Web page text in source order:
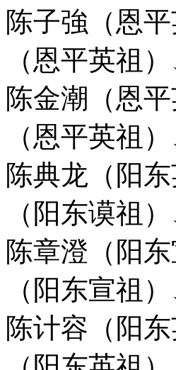
陈子強（恩
（恩平英祖）
陈金潮（恩
（恩平英祖
陈典龙（阳
（阳东谟祖
陈章澄（阳
（阳东宣祖）
陈计容（阳